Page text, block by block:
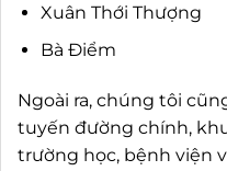
Xuân Thới Thượng
Bà Điểm
Ngoài ra, chúng tôi
tuyến đường chính,
trường học, bệnh viện